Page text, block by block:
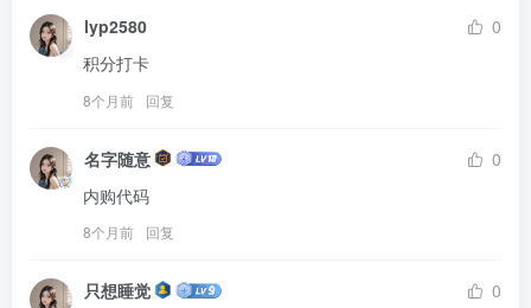
lyp2580
0
积分打卡
8个月前 回复
名字随意
0
内购代码
8个月前 回复
只想睡觉
0